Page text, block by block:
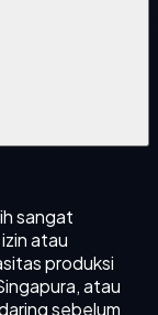
sangat
atau
produksi
atau
sebelum